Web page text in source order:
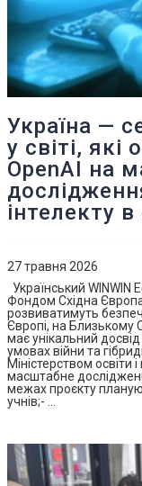
Україна —
у світі, які
OpenAI на
інтелекту в
27 травня 2026
Український WINWIN
Фондом Східна Європа
розвиватимуть
Європі, на Близькому
має унікальний
умовах війни та
Міністерством
масштабне
межах проєкту
учнів;- …